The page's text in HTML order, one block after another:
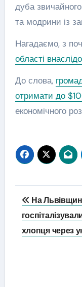
дуба
та модрини із
Нагадаємо, з
області
До слова,
отримати до
економічного
записів
На
хлопця через